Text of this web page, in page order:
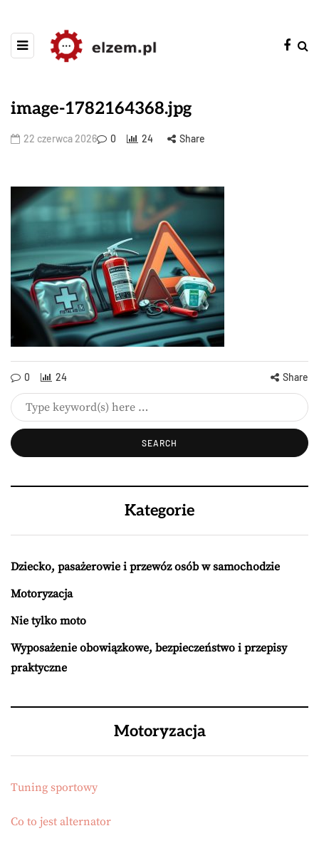
image-1782164368.jpg
22 czerwca 2026 0 24 Share
0 24 Share
Kategorie
Dziecko, pasażerowie i przewóz osób w samochodzie
Motoryzacja
Nie tylko moto
Wyposażenie obowiązkowe, bezpieczeństwo i przepisy
praktyczne
Motoryzacja
Tuning sportowy
Co to jest alternator